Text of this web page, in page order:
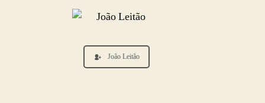
João Leitão